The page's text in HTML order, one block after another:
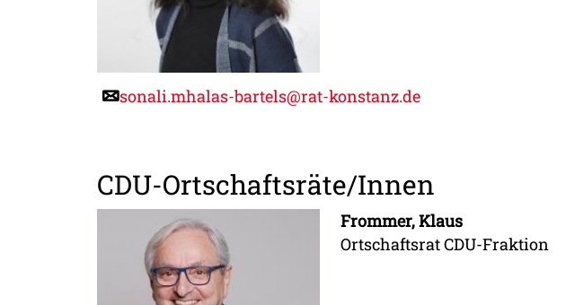
sonali.mhalas-bartels@rat-konstanz.de
CDU-Ortschaftsräte/Innen
Frommer, Klaus
Ortschaftsrat CDU-Fraktion